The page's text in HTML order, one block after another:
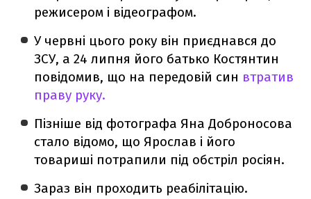
режисером і відеографом.
У червні цього року він приєднався до
ЗСУ, а 24 липня його батько Костянтин
повідомив, що на передовій син втратив
праву руку.
Пізніше від фотографа Яна Доброносова
стало відомо, що Ярослав і його
товариші потрапили під обстріл росіян.
Зараз він проходить реабілітацію.